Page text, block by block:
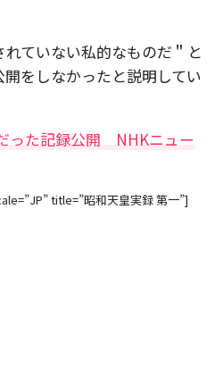
ていない私的なものだ＂と
をしなかったと説明してい
った記録公開 NHKニュー
title=”昭和天皇実録 第一”]